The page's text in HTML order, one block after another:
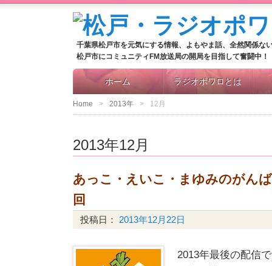
千葉県松戸市を元気にする情報、よもやま話、全然関係な
松戸市にコミュニティFM放送局の開局を目指して奮闘中！
ホーム ラジオポワロとは
Home 2013年 12月
2013年12月
あっこ・えいこ・まゆみのがん
回
投稿日： 2013年12月22日
2013年最後の配信